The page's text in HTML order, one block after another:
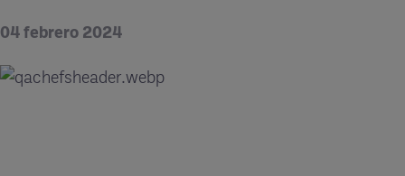
04 febrero 2024